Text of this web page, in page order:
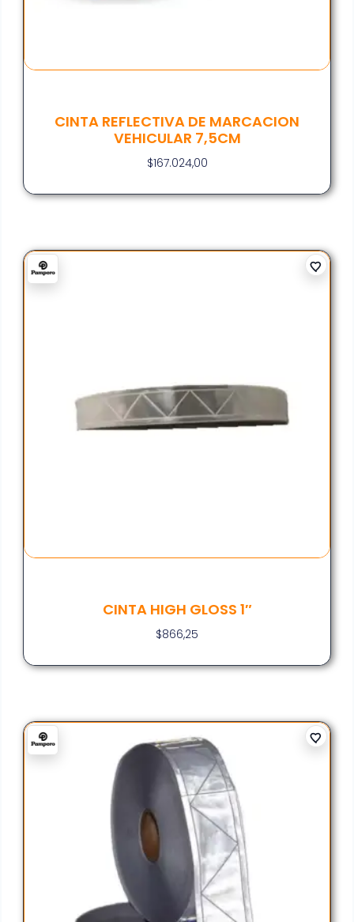
CINTA REFLECTIVA DE MARCACION
VEHICULAR 7,5CM
$167.024,00
CINTA HIGH GLOSS 1″
$866,25